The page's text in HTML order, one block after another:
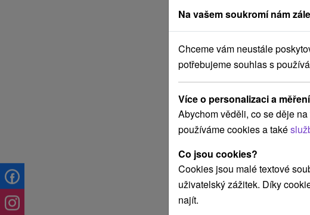
Na vašem soukromí nám
Chceme vám neustále
potřebujeme souhlas s
Více o personalizaci a měření
Abychom věděli, co se děje
používáme cookies a také
Co jsou cookies?
Cookies jsou malé textové
uživatelský zážitek. Díky
najít.